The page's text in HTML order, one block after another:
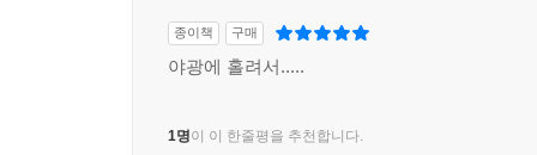
종이책 구매
야광에 홀려서.....
1명이 이 한줄평을 추천합니다.